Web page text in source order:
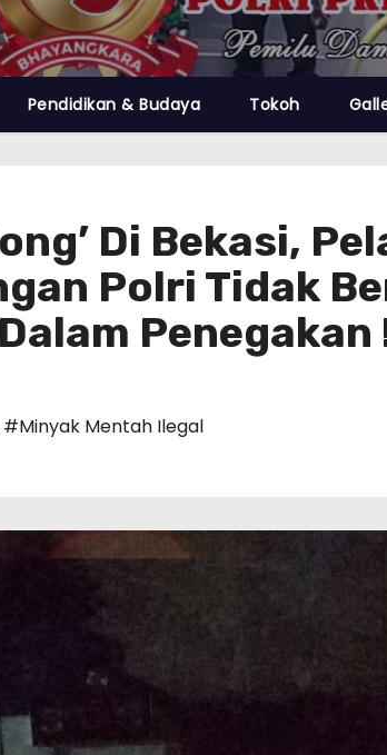
Pendidikan & Budaya Tokoh
Di Bekasi,
Polri Tidak
Penegakan
#Minyak Mentah Ilegal